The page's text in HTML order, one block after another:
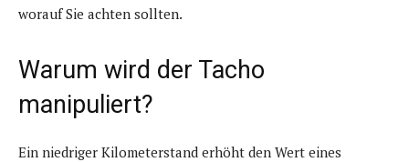
worauf Sie achten sollten.
Warum wird der Tacho
manipuliert?
Ein niedriger Kilometerstand erhöht den Wert eines